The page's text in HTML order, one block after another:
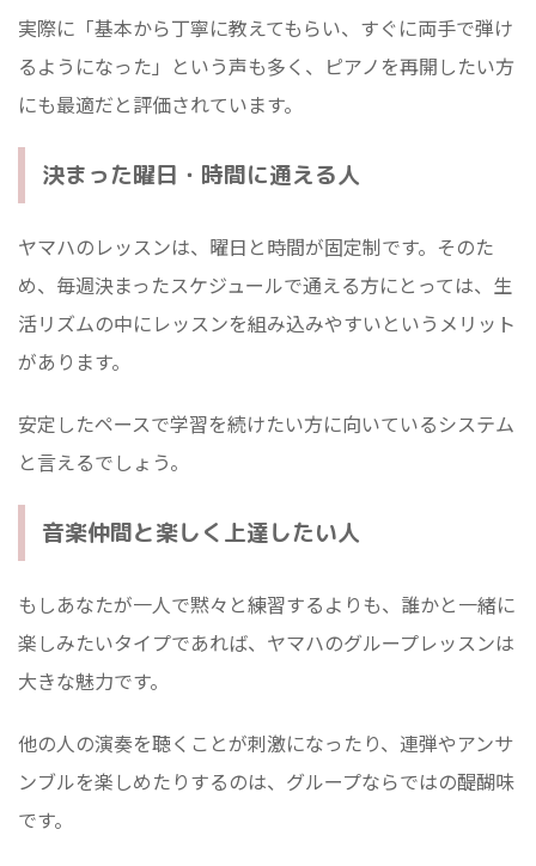
実際に「基本から丁寧に教えてもらい、すぐに両手で弾け
るようになった」という声も多く、ピアノを再開したい方
にも最適だと評価されています。
決まった曜日・時間に通える人
ヤマハのレッスンは、曜日と時間が固定制です。そのた
め、毎週決まったスケジュールで通える方にとっては、生
活リズムの中にレッスンを組み込みやすいというメリット
があります。
安定したペースで学習を続けたい方に向いているシステム
と言えるでしょう。
音楽仲間と楽しく上達したい人
もしあなたが一人で黙々と練習するよりも、誰かと一緒に
楽しみたいタイプであれば、ヤマハのグループレッスンは
大きな魅力です。
他の人の演奏を聴くことが刺激になったり、連弾やアンサ
ンブルを楽しめたりするのは、グループならではの醍醐味
です。